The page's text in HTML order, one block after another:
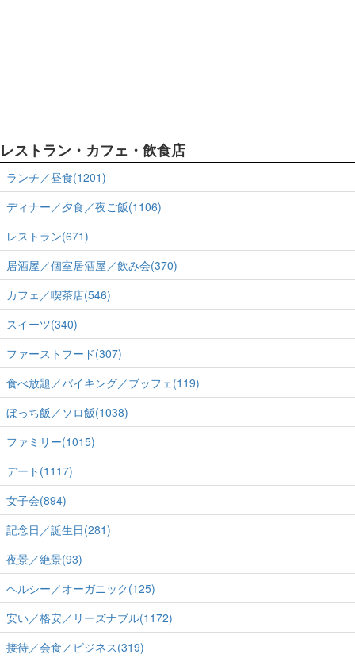
レストラン・カフェ・飲食店
ランチ／昼食(1201)
ディナー／夕食／夜ご飯(1106)
レストラン(671)
居酒屋／個室居酒屋／飲み会(370)
カフェ／喫茶店(546)
スイーツ(340)
ファーストフード(307)
食べ放題／バイキング／ブッフェ(119)
ぼっち飯／ソロ飯(1038)
ファミリー(1015)
デート(1117)
女子会(894)
記念日／誕生日(281)
夜景／絶景(93)
ヘルシー／オーガニック(125)
安い／格安／リーズナブル(1172)
接待／会食／ビジネス(319)